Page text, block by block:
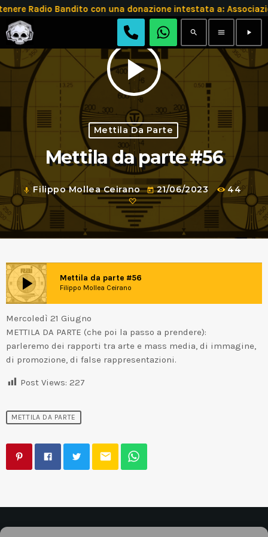
Radio Bandito con una donazione intestata a:
search menu play_arrow
play_arrow
Mettila Da Parte
Mettila da parte #56
mic Filippo Mollea Ceirano today 21/06/2023 44
play_arrow Mettila da parte #56
Filippo Mollea Ceirano
Mercoledì 21 Giugno
METTILA DA PARTE (che poi la passo a prendere):
parleremo dei rapporti tra arte e mass media, di immagine,
di promozione, di false rappresentazioni.
Post Views: 227
METTILA DA PARTE
email